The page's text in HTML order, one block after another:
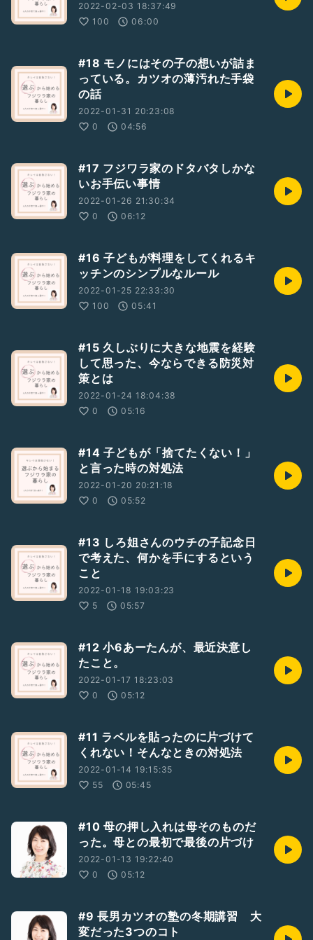
2022-02-03 18:37:49
100
06:00
#18 モノにはその子の想いが詰ま
っている。カツオの薄汚れた手袋
の話
2022-01-31 20:23:08
0
04:56
#17 フジワラ家のドタバタしかな
いお手伝い事情
2022-01-26 21:30:34
0
06:12
#16 子どもが料理をしてくれるキ
ッチンのシンプルなルール
2022-01-25 22:33:30
100
05:41
#15 久しぶりに大きな地震を経験
して思った、今ならできる防災対
策とは
2022-01-24 18:04:38
0
05:16
#14 子どもが「捨てたくない！」
と言った時の対処法
2022-01-20 20:21:18
0
05:52
#13 しろ姐さんのウチの子記念日
で考えた、何かを手にするという
こと
2022-01-18 19:03:23
5
05:57
#12 小6あーたんが、最近決意し
たこと。
2022-01-17 18:23:03
0
05:12
#11 ラベルを貼ったのに片づけて
くれない！そんなときの対処法
2022-01-14 19:15:35
55
05:45
#10 母の押し入れは母そのものだ
った。母との最初で最後の片づけ
2022-01-13 19:22:40
0
05:12
#9 長男カツオの塾の冬期講習 大
変だった3つのコト